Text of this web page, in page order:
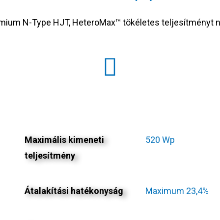
N-Type HJT, HeteroMax™ tökéletes teljesítményt
Maximális kimeneti
teljesítmény
520 Wp
Átalakítási hatékonyság Maximum 23,4%